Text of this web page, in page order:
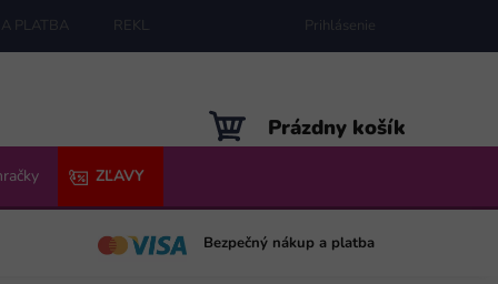
PLATBA REKLAMÁCIE MAPA SERVERU
Prihlásenie
NÁKUPNÝ
KOŠÍK
Prázdny košík
ZĽAVY
Bezpečný nákup a platba